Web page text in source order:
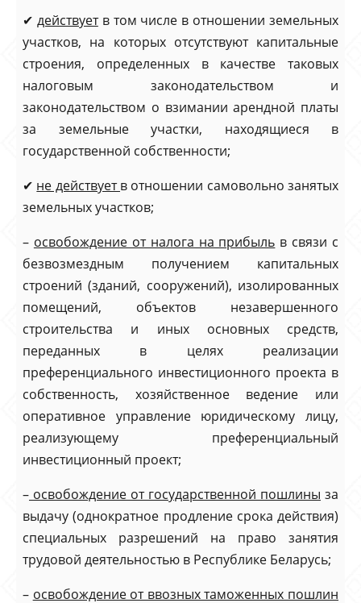
✔ действуетв том числе в отношении земельных
участков, на которых отсутствуют капитальные
строения, определенных в качестве таковых
налоговым законодательством и
законодательством о взимании арендной платы
за земельные участки, находящиеся в
государственной собственности;
✔ не действуетв отношении самовольно занятых
земельных участков;
– освобождение от налога на прибыль в связи с
безвозмездным получением капитальных
строений (зданий, сооружений), изолированных
помещений, объектов незавершенного
строительства и иных основных средств,
переданных в целях реализации
преференциального инвестиционного проекта в
собственность, хозяйственное ведение или
оперативное управление юридическому лицу,
реализующему преференциальный
инвестиционный проект;
– освобождение от государственной пошлины за
выдачу (однократное продление срока действия)
специальных разрешений на право занятия
трудовой деятельностью в Республике Беларусь;
– освобождение от ввозных таможенных пошлин